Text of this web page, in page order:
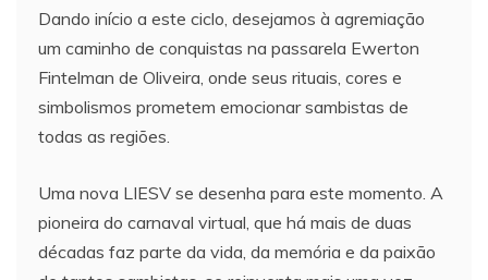
Dando início a este ciclo, desejamos à agremiação
um caminho de conquistas na passarela Ewerton
Fintelman de Oliveira, onde seus rituais, cores e
simbolismos prometem emocionar sambistas de
todas as regiões.
Uma nova LIESV se desenha para este momento. A
pioneira do carnaval virtual, que há mais de duas
décadas faz parte da vida, da memória e da paixão